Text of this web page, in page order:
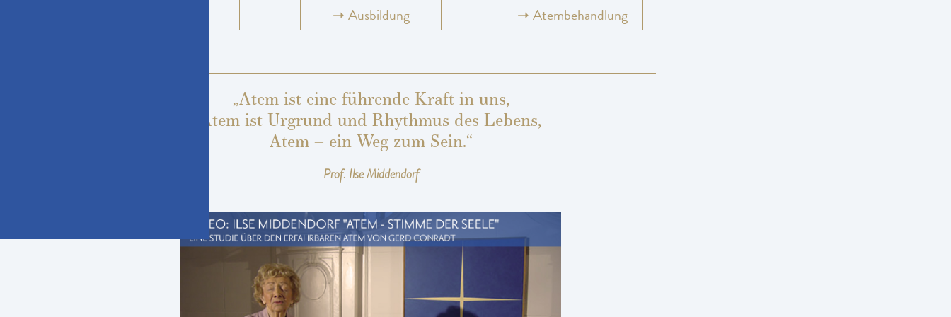
➝ Atembehandlung
➝ Ausbildung
„Atem ist eine führende Kraft in uns,
Atem ist Urgrund und Rhythmus des Lebens,
Atem – ein Weg zum Sein.“
Prof. Ilse Middendorf